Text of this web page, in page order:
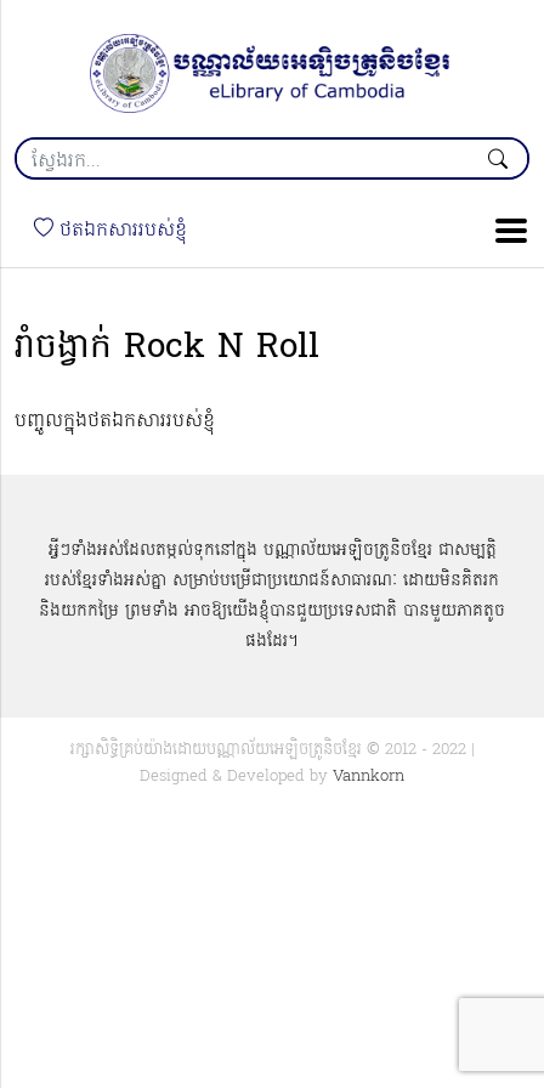
ថតឯកសាររបស់ខ្ញុំ
រាំចង្វាក់ Rock N Roll
បញ្ចូលក្នុងថតឯកសាររបស់ខ្ញុំ
អ្វីៗទាំងអស់ដែលតម្កល់ទុកនៅក្នុង បណ្ណាល័យអេឡិចត្រូនិចខ្មែរ ជាសម្បតិ្ត
របស់ខ្មែរទាំងអស់គ្នា សម្រាប់បម្រើជាប្រយោជន៍សាធារណៈ ដោយមិនគិតរក
និងយកកម្រៃ ព្រមទាំង អាចឱ្យយើងខ្ញុំបានជួយប្រទេសជាតិ បានមួយភាគតូច
ផងដែរ។
រក្សាសិទ្ធិគ្រប់យ៉ាងដោយបណ្ណាល័យអេឡិចត្រូនិចខ្មែរ © 2012 - 2022 |
Designed & Developed by Vannkorn